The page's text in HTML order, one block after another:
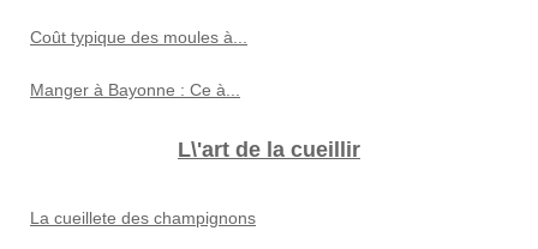
Coût typique des moules à...
Manger à Bayonne : Ce à...
L\'art de la cueillir
La cueillete des champignons